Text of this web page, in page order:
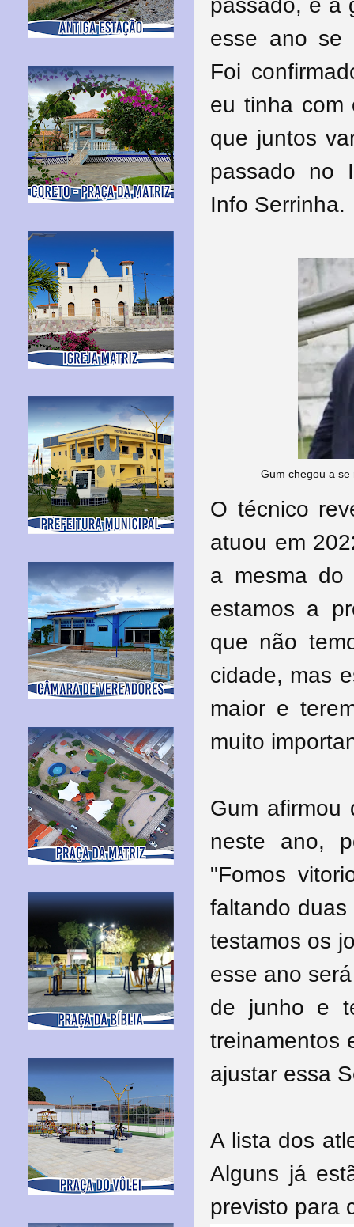
passado, e a
esse ano se
Foi
eu tinha com
que juntos
passado no
Info Serrinha.
Gum chegou a se
O técnico
atuou em
a mesma
estamos a
que não
cidade, mas
maior e
muito
Gum afirmou
neste ano,
"Fomos
faltando
testamos os
esse ano
de junho e
treinamentos
ajustar essa
A lista dos
Alguns já
previsto para